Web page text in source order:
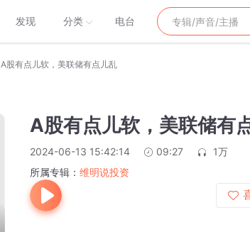
发现 分类 电台
A股有点儿软，美联储有点儿乱
A股有点儿软，美联储有
2024-06-13 15:42:14 09:27
1万
所属专辑： 维明说投资